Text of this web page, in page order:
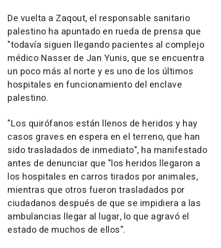
De vuelta a Zaqout, el responsable sanitario
palestino ha apuntado en rueda de prensa que
"todavía siguen llegando pacientes al complejo
médico Nasser de Jan Yunis, que se encuentra
un poco más al norte y es uno de los últimos
hospitales en funcionamiento del enclave
palestino.
"Los quirófanos están llenos de heridos y hay
casos graves en espera en el terreno, que han
sido trasladados de inmediato", ha manifestado
antes de denunciar que "los heridos llegaron a
los hospitales en carros tirados por animales,
mientras que otros fueron trasladados por
ciudadanos después de que se impidiera a las
ambulancias llegar al lugar, lo que agravó el
estado de muchos de ellos".